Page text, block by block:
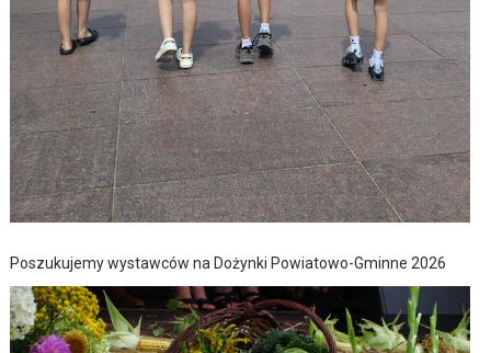
Poszukujemy wystawców na Dożynki Powiatowo-Gminne 2026